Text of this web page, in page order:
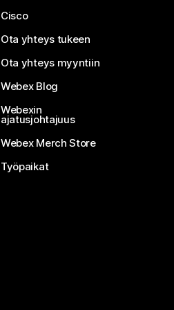
Cisco
Ota yhteys tukeen
Ota yhteys myyntiin
Webex Blog
Webexin
ajatusjohtajuus
Webex Merch Store
Työpaikat